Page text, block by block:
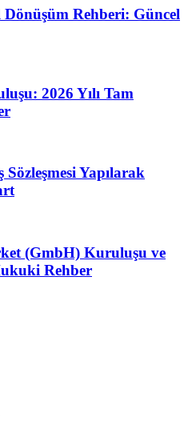
Rehberi: Güncel
2026 Yılı Tam
Yapılarak
(GmbH) Kuruluşu ve
Rehber